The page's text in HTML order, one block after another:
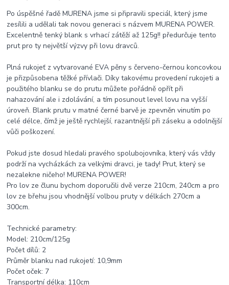
Po úspěšné řadě MURENA jsme si připravili speciál, který jsme
zesílili a udělali tak novou generaci s názvem MURENA POWER.
Excelentně tenký blank s vrhací zátěží až 125g!! předurčuje tento
prut pro ty největší výzvy při lovu dravců.
Plná rukojeť z vytvarované EVA pěny s červeno-černou koncovkou
je přizpůsobena těžké přívlači. Díky takovému provedení rukojeti a
použitého blanku se do prutu můžete pořádně opřít při
nahazování ale i zdolávání, a tím posunout level lovu na vyšší
úroveň. Blank prutu v matné černé barvě je zpevněn vinutím po
celé délce, čímž je ještě rychlejší, razantnější při záseku a odolnější
vůči poškození.
Pokud jste dosud hledali pravého spolubojovníka, který vás vždy
podrží na vycházkách za velkými dravci, je tady! Prut, který se
nezalekne ničeho! MURENA POWER!
Pro lov ze člunu bychom doporučili dvě verze 210cm, 240cm a pro
lov ze břehu jsou vhodnější volbou pruty v délkách 270cm a
300cm.
Technické parametry:
Model: 210cm/125g
Počet dílů: 2
Průměr blanku nad rukojetí: 10,9mm
Počet oček: 7
Transportní délka: 110cm